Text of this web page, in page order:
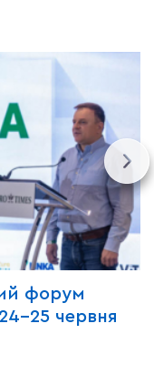
форум
25 червня